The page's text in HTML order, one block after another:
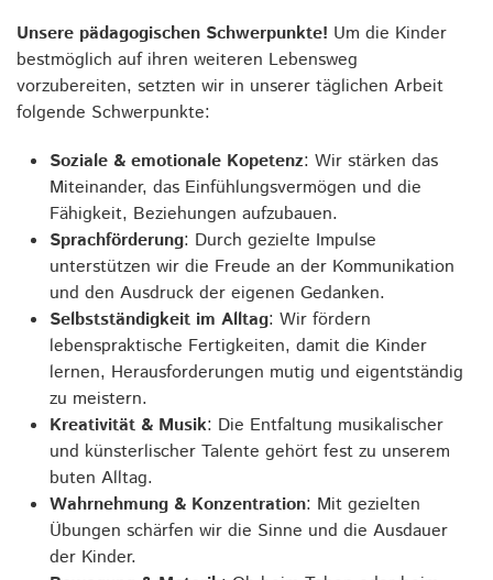
Unsere pädagogischen Schwerpunkte! Um die Kinder
bestmöglich auf ihren weiteren Lebensweg
vorzubereiten, setzten wir in unserer täglichen Arbeit
folgende Schwerpunkte:
Soziale & emotionale Kopetenz: Wir stärken das
Miteinander, das Einfühlungsvermögen und die
Fähigkeit, Beziehungen aufzubauen.
Sprachförderung: Durch gezielte Impulse
unterstützen wir die Freude an der Kommunikation
und den Ausdruck der eigenen Gedanken.
Selbstständigkeit im Alltag: Wir fördern
lebenspraktische Fertigkeiten, damit die Kinder
lernen, Herausforderungen mutig und eigentständig
zu meistern.
Kreativität & Musik: Die Entfaltung musikalischer
und künsterlischer Talente gehört fest zu unserem
buten Alltag.
Wahrnehmung & Konzentration: Mit gezielten
Übungen schärfen wir die Sinne und die Ausdauer
der Kinder.